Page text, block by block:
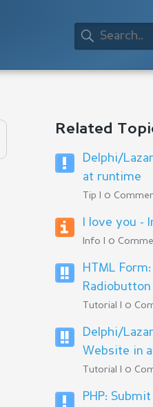
Related
Delphi/
at runtime
Tip | 0
I love you -
Info | 0
HTML
Tutorial | 0
Delphi/
Website in
Tutorial | 0
PHP: